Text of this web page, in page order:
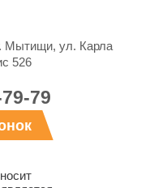
Мытищи, ул. Карла
526
79